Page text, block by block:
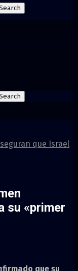
que Israel
su «primer
que su